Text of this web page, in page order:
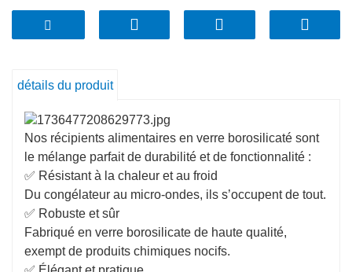
détails du produit
Nos récipients alimentaires en verre borosilicaté sont
le mélange parfait de durabilité et de fonctionnalité :
✅ Résistant à la chaleur et au froid
Du congélateur au micro-ondes, ils s’occupent de tout.
✅ Robuste et sûr
Fabriqué en verre borosilicate de haute qualité,
exempt de produits chimiques nocifs.